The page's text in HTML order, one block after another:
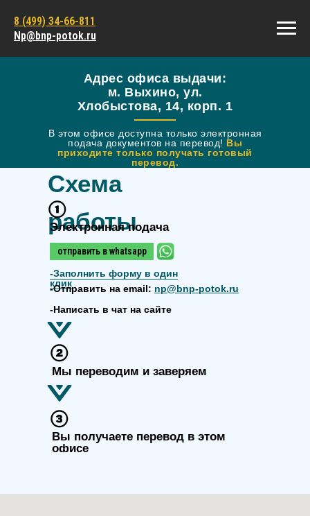
8 (499) 34-66-811
Np@bnp-potok.ru
Адрес офиса выдачи:
м. Выхино, ул.
Хлобыстова, 14, корп. 1
В этом офисе доступна только электронная
подача документов на перевод! Вы
приходите только получать готовый
перевод.
отправить в whatsapp
Схема
работы
Электронная подача
Мы переводим и заверяем
Вы получаете перевод в этом
офисе
-Заполнить форму в один
клик
-Отправить на email: np@bnp-potok.ru
-Написать в чат на сайте